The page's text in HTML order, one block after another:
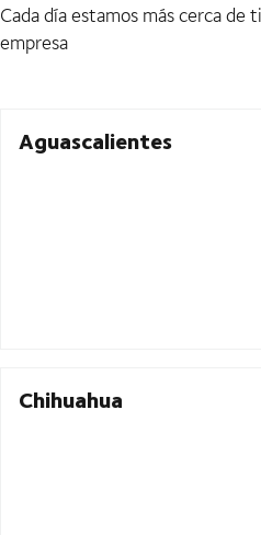
Cada día estamos más cerca de
empresa
Aguascalientes
Chihuahua